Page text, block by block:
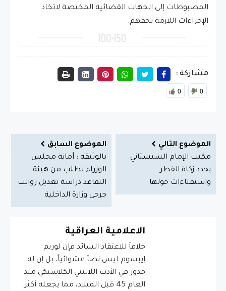
المضبوطات إلى الجهات القضائية المختصة لاتخاذ
الإجراءات اللازمة بحقهم.
مشاركة :
0 0
الموضوع التالي
مكتب الإمام السيستاني
يحدد زكاة الفطر..
واستفتاءات حولها
الموضوع السابق
بالوثيقة : أمانة مجلس
الوزراء تطلب من هيئة
التقاعد دراسة تعديل رواتب
جرحى وزارة الداخلية
الاعلامية العراقية
خلافاَ للاعتقاد السائد فإن لوريم
إيبسوم ليس نصاَ عشوائياً، بل إن له
جذور في الأدب اللاتيني الكلاسيكي منذ
العام 45 قبل الميلاد، مما يجعله أكثر